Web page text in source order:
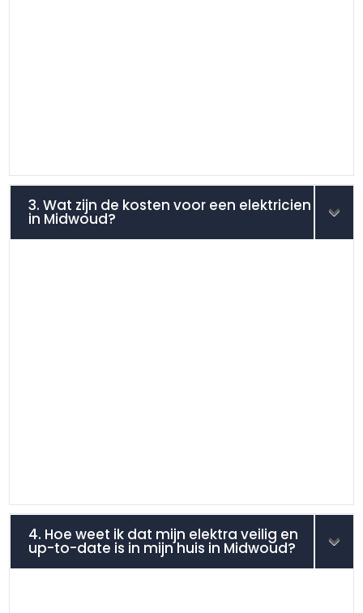
3. Wat zijn de kosten voor een elektricien
in Midwoud?
4. Hoe weet ik dat mijn elektra veilig en
up-to-date is in mijn huis in Midwoud?